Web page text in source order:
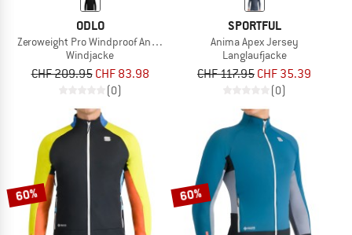
ODLO
Zeroweight Pro Windproof Anorak
Windjacke
CHF 209.95 CHF 83.98
(0)
SPORTFUL
Anima Apex Jersey
Langlaufjacke
CHF 117.95 CHF 35.39
(0)
60% 60%